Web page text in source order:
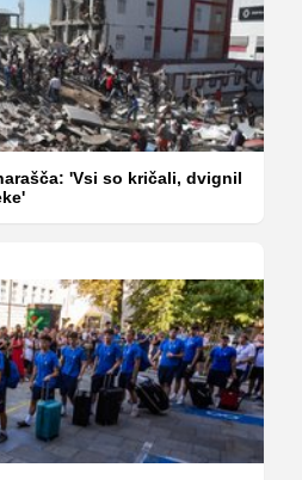
'Vsi so kričali, dvignil